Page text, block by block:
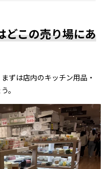
どこの売り場にあ
ずは店内のキッチン用品・
。